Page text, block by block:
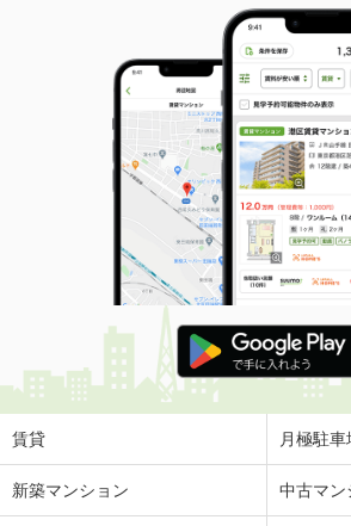
賃貸 月極駐車
新築マンション 中古マン